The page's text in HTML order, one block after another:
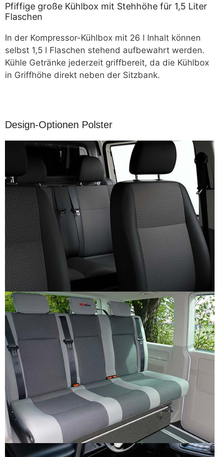
Pfiffige große Kühlbox mit Stehhöhe für 1,5 Liter
Flaschen
In der Kompressor-Kühlbox mit 26 l Inhalt können
selbst 1,5 l Flaschen stehend aufbewahrt werden.
Kühle Getränke jederzeit griffbereit, da die Kühlbox
in Griffhöhe direkt neben der Sitzbank.
Design-Optionen Polster